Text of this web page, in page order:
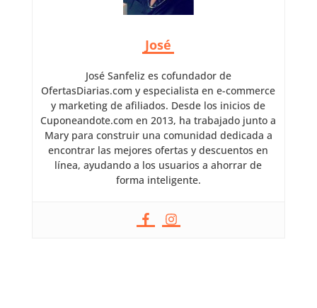
José
José Sanfeliz es cofundador de
OfertasDiarias.com y especialista en e-commerce
y marketing de afiliados. Desde los inicios de
Cuponeandote.com en 2013, ha trabajado junto a
Mary para construir una comunidad dedicada a
encontrar las mejores ofertas y descuentos en
línea, ayudando a los usuarios a ahorrar de
forma inteligente.